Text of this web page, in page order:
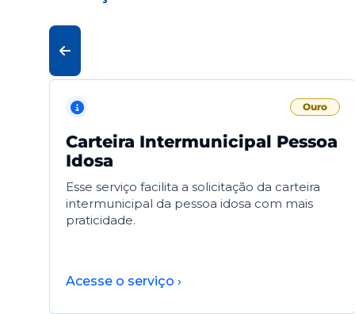
Ouro
Carteira Intermunicipal Pessoa
Idosa
Esse serviço facilita a solicitação da carteira
intermunicipal da pessoa idosa com mais
praticidade.
Acesse o serviço ›